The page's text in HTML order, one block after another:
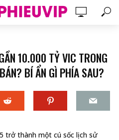
10.000 TỶ VIC TRONG
BÍ ẨN GÌ PHÍA SAU?
trở thành một cú sốc lịch sử